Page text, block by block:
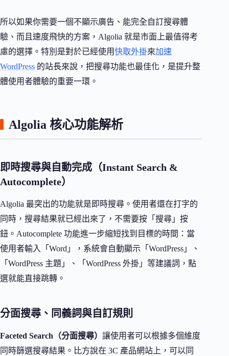
所以如果你需要一個不顯示廣告、能完全自訂搜尋體
驗、而且速度飛快的方案，Algolia 就是市面上最值得考
慮的選擇。特別是對於已經使用快取外掛來加速
WordPress 的站長來說，把搜尋功能也最佳化，是提升整
體使用者體驗的重要一環。
Algolia 核心功能解析
即時搜尋與自動完成（Instant Search &
Autocomplete）
Algolia 最突出的功能就是即時搜尋。使用者還在打字的
同時，搜尋結果就已經出來了，不需要按「搜尋」按
鈕。Autocomplete 功能進一步縮短找到目標的時間：當
使用者輸入「Word」，系統會自動顯示「WordPress」、
「WordPress 主題」、「WordPress 外掛」等建議詞，點
選就能直接跳轉。
分面搜尋、同義詞與自訂規則
Faceted Search（分面搜尋） 讓使用者可以根據多個維度
同時篩選搜尋結果。比方說在 3C 產品網站上，可以同